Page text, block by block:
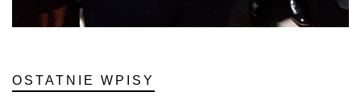
OSTATNIE WPISY